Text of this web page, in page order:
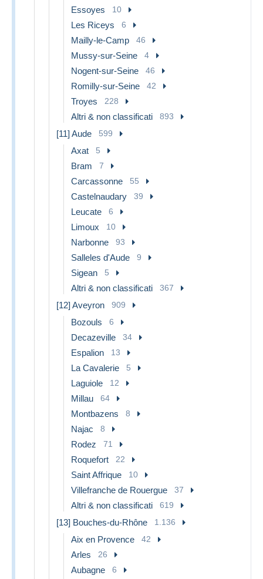
Essoyes 10
Les Riceys 6
Mailly-le-Camp 46
Mussy-sur-Seine 4
Nogent-sur-Seine 46
Romilly-sur-Seine 42
Troyes 228
Altri & non classificati 893
[11] Aude 599
Axat 5
Bram 7
Carcassonne 55
Castelnaudary 39
Leucate 6
Limoux 10
Narbonne 93
Salleles d'Aude 9
Sigean 5
Altri & non classificati 367
[12] Aveyron 909
Bozouls 6
Decazeville 34
Espalion 13
La Cavalerie 5
Laguiole 12
Millau 64
Montbazens 8
Najac 8
Rodez 71
Roquefort 22
Saint Affrique 10
Villefranche de Rouergue 37
Altri & non classificati 619
[13] Bouches-du-Rhône 1.136
Aix en Provence 42
Arles 26
Aubagne 6